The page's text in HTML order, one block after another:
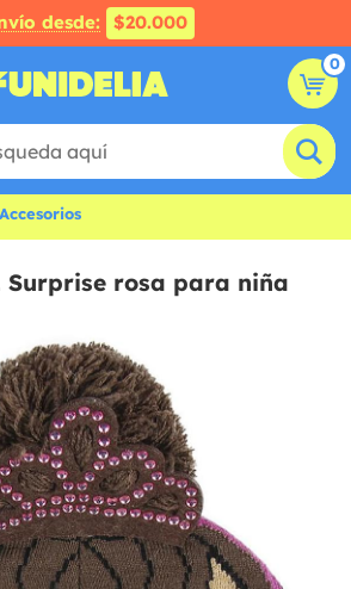
desde: $20.000
0
Surprise rosa para niña